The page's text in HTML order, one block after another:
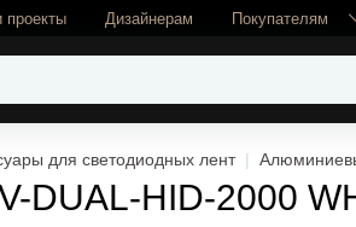
проекты Дизайнерам Покупателям
для светодиодных лент
DUAL-HID-2000